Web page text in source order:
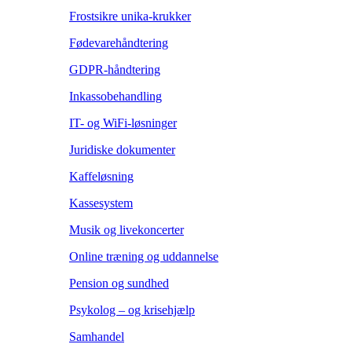
Frostsikre unika-krukker
Fødevarehåndtering
GDPR-håndtering
Inkassobehandling
IT- og WiFi-løsninger
Juridiske dokumenter
Kaffeløsning
Kassesystem
Musik og livekoncerter
Online træning og uddannelse
Pension og sundhed
Psykolog – og krisehjælp
Samhandel